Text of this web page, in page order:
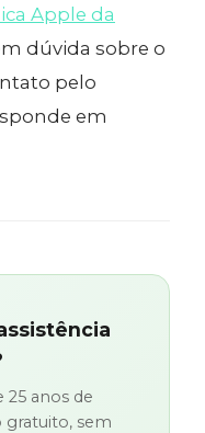
Apple da
dúvida sobre o
pelo
em
25 anos de
gratuito, sem